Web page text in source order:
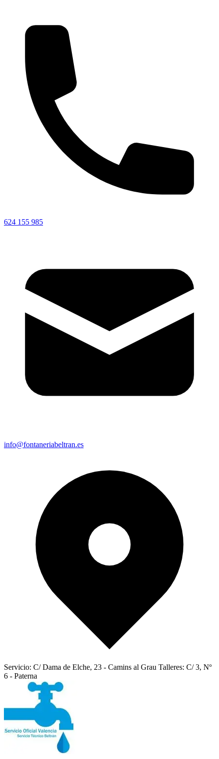
624 155 985
info@fontaneriabeltran.es
Servicio: C/ Dama de Elche, 23 - Camins al Grau Talleres: C/ 3, Nº
6 - Paterna